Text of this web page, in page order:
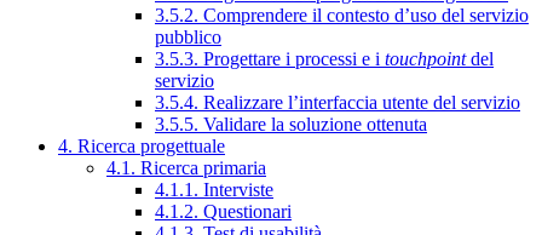
3.5.2. Comprendere il contesto d’uso del servizio
pubblico
3.5.3. Progettare i processi e i touchpointdel
servizio
3.5.4. Realizzare l’interfaccia utente del servizio
3.5.5. Validare la soluzione ottenuta
4. Ricerca progettuale
4.1. Ricerca primaria
4.1.1. Interviste
4.1.2. Questionari